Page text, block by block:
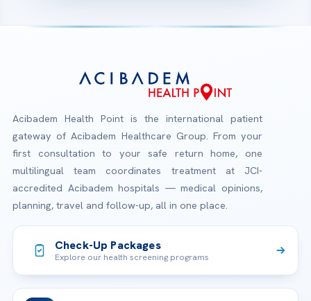
Acibadem Health Point is the international patient
gateway of Acibadem Healthcare Group. From your
first consultation to your safe return home, one
multilingual team coordinates treatment at JCI-
accredited Acibadem hospitals — medical opinions,
planning, travel and follow-up, all in one place.
Check-Up Packages
Explore our health screening programs